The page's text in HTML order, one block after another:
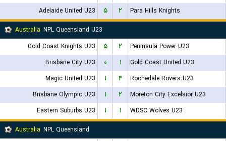
Adelaide United U23
۵ ۲
Para Hills Knights
Australia NPL Queensland U23
Gold Coast Knights U23
۵ ۲
Peninsula Power U23
Brisbane City U23
۰ ۱
Gold Coast United U23
Magic United U23
۱ ۴
Rochedale Rovers U23
Brisbane Olympic U23
۱ ۲
Moreton City Excelsior U23
Eastern Suburbs U23
۱ ۱
WDSC Wolves U23
Australia NPL Queensland